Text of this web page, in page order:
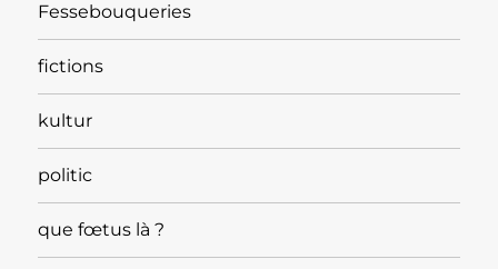
Fessebouqueries
fictions
kultur
politic
que fœtus là ?